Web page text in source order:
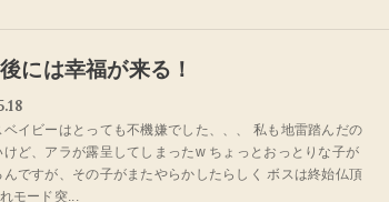
には幸福が来る！
ベイビーはとっても不機嫌でした、、、 私も地雷踏んだの
けど、アラが露呈してしまったw ちょっとおっとりな子が
んですが、その子がまたやらかしたらしく ボスは終始仏頂
モード突...